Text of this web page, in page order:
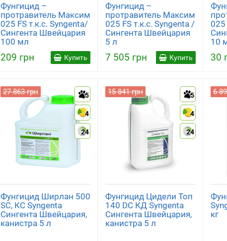
Фунгицид –
протравитель Максим
025 FS т.к.с. Syngenta/
Сингента Швейцария
100 мл
209 грн Купить
Фунгицид –
протравитель Максим
025 FS т.к.с. Syngenta /
Сингента Швейцария
5 л
7 505 грн Купить
025
10
30
5
4
24
27 863 грн
Фунгицид Ширлан 500
SC, КС Syngenta
Сингента Швейцария,
канистра 5 л
5
4
24
15 841 грн
Фунгицид Цидели Топ
140 DC КД Syngenta
Сингента Швейцария,
канистра 5 л
6
кг